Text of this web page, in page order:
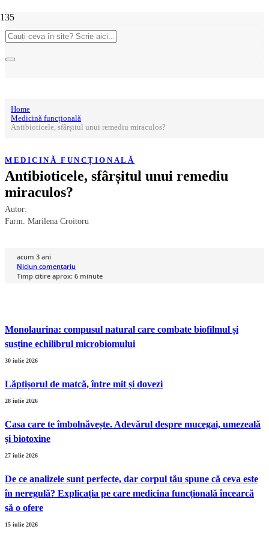
Home
Medicină funcțională
Antibioticele, sfârșitul unui remediu miraculos?
MEDICINĂ FUNCȚIONALĂ
Antibioticele, sfârșitul unui remediu
miraculos?
Autor:
Farm. Marilena Croitoru
acum 3 ani
Niciun comentariu
Timp citire aprox: 6 minute
Monolaurina: compusul natural care combate biofilmul și
susține echilibrul microbiomului
30 iulie 2026
Lăptișorul de matcă, între mit și dovezi
28 iulie 2026
Casa care te îmbolnăvește. Adevărul despre mucegai, umezeală
și biotoxine
27 iulie 2026
De ce analizele sunt perfecte, dar corpul tău spune că ceva este
în neregulă? Explicația pe care medicina funcțională încearcă
să o ofere
15 iulie 2026